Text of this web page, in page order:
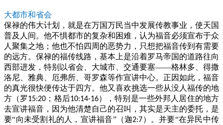
大都市和省会
保禄的伟大计划，就是在万国万民当中发展传教事业，使天国
普及人间。他不惧都市的复杂和困难，认为福音必须宣布于众
人聚集之地；他也不怕四周的恶势力，只想把福音传到有需要
的远方。保禄的福传线路，基本上是沿着罗马帝国的道路往向
西部进发，特别以省会、大城市、交通要塞——格林多、得撒
洛尼、雅典、厄弗所、哥罗森等作宣讲中心。正因如此，福音
的真光很快便传达于四方。他又喜欢挑选一些从没人福传的地
方（罗15:20 ；格后10:14-16），特别是一些外邦人居住的地方
去宣讲福音，因为他清楚自己的召叫，其实是天主的委托，是
要“向未受割礼的人，宣讲福音”（迦2:7）。并要“在异民中传